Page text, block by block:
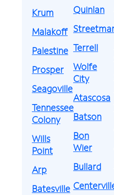
Krum
Malakoff
Palestine
Prosper
Seagoville
Tennessee
Colony
Wills
Point
Arp
Batesville
Quinlan
Terrell
Wolfe
City
Atascosa
Batson
Bon
Wier
Bullard